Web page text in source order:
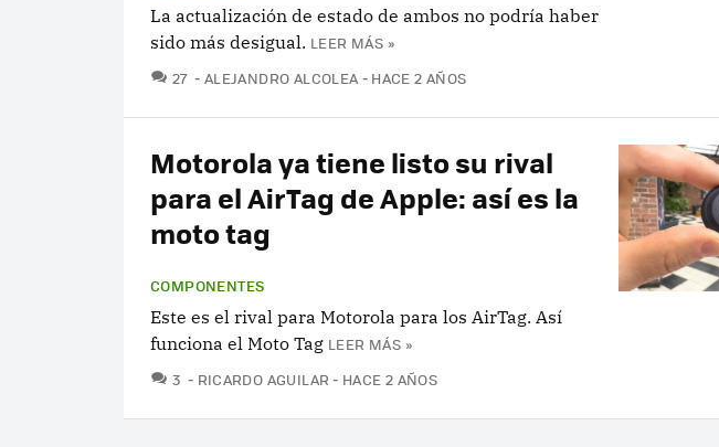
La actualización de estado de ambos no podría haber
sido más desigual. LEER MÁS »
27 COMENTARIOS
ALEJANDRO ALCOLEA HACE 2 AÑOS
Motorola ya tiene listo su rival
para el AirTag de Apple: así es la
moto tag
COMPONENTES
Este es el rival para Motorola para los AirTag. Así
funciona el Moto Tag LEER MÁS »
3 COMENTARIOS
RICARDO AGUILAR HACE 2 AÑOS